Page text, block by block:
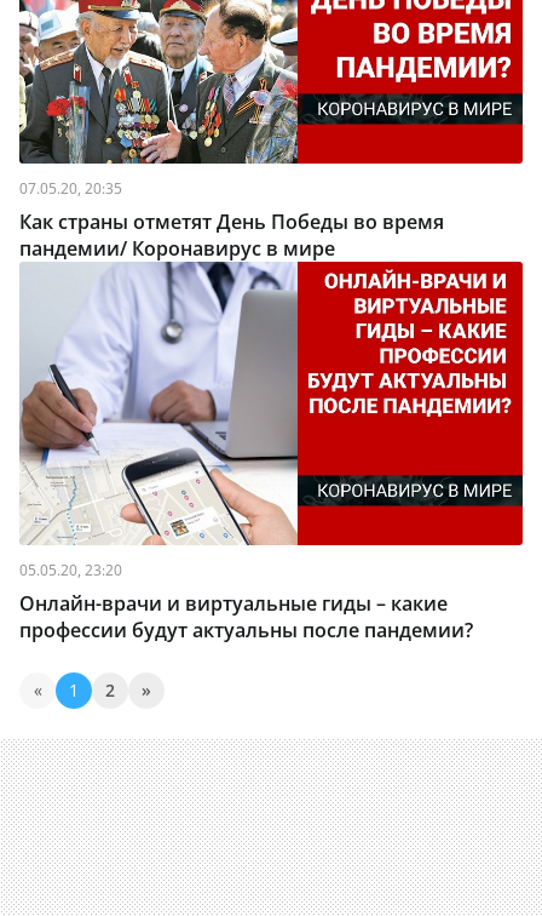
07.05.20, 20:35
Как страны отметят День Победы во время
пандемии/ Коронавирус в мире
05.05.20, 23:20
Онлайн-врачи и виртуальные гиды – какие
профессии будут актуальны после пандемии?
« 1 2 »